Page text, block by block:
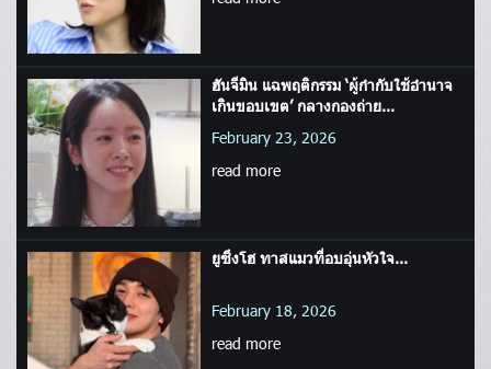
ฮันจีมิน แฉพฤติกรรม ‘ผู้กำกับใช้อำนาจ
เกินขอบเขต’ กลางกองถ่าย...
February 23, 2026
read more
ยูซึงโฮ ทาสแมวที่อบอุ่นหัวใจ...
February 18, 2026
read more